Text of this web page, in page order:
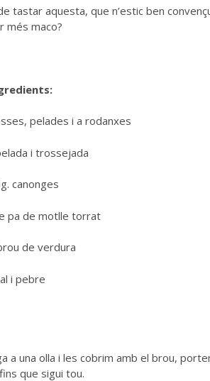
tastar aquesta, que n’estic ben
més maco?
pelades i a rodanxes
i trossejada
canonges
pa de motlle torrat
de verdura
i pebre
a una olla i les cobrim amb el brou,
que sigui tou.